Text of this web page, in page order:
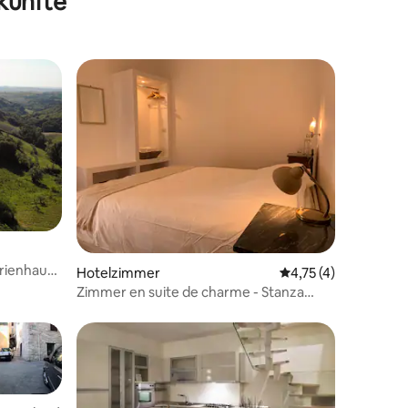
Bewertungen
Hotelzimmer Durchschnittliche
4,75 (4)
Zimmer en suite de charme - Stanza